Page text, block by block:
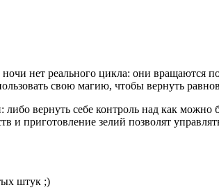
нет реального цикла: они вращаются
свою магию, чтобы вернуть
вернуть себе контроль над как
и приготовление зелий позволят
штук ;)